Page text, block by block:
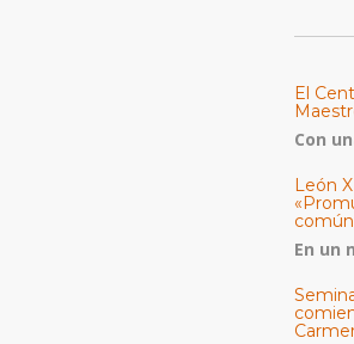
El
Con
León
En un